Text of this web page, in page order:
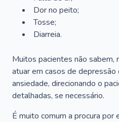
Dor no peito;
Tosse;
Diarreia.
Muitos pacientes não sabem,
atuar em casos de
ansiedade, direcionando o
detalhadas, se necessário.
É muito comum a procura